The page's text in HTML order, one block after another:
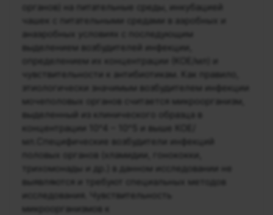
органов) на питательные среды, инкубацией
чашек с питательными средами в аэробных и
анаэробных условиях с последующим
чувствительности к антибиотикам. Как правило,
этиологически значимым возбудителем инфекции
мочеполовых органов считается микроорганизм,
половых органов (хламидии, гонококки,
трихомонады и др.) в данном исследовании не
выявляются и требуют специальных методов
исследования. Чувствительность
микроорганизмов к